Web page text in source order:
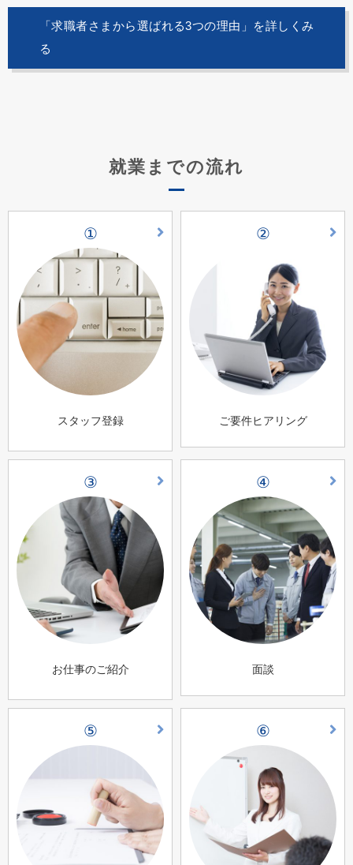
「求職者さまから選ばれる3つの理由」を詳しくみ
る
就業までの流れ
①
スタッフ登録
②
ご要件ヒアリング
③
お仕事のご紹介
④
面談
⑤ ⑥